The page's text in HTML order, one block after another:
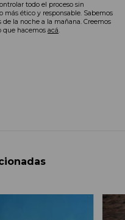
todo el proceso sin
ético y responsable. Sabemos
la noche a la mañana. Creemos
que hacemos acá.